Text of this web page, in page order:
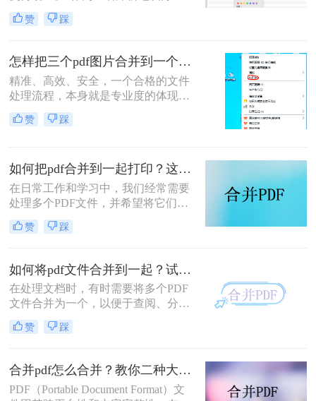
软件测评多年的博主，我深知PDF文
件处理是每个职场人和内容创作者的
琐、安全隐患——这些痛点几乎每天
都在消耗我们的时间和耐心。
赞 踩
怎样把三个pdf图片合并到一个文件？三招搞定，职场效率飙升秘籍！
精准、高效、安全，一个合格的文件
处理流程，本身就是专业度的体现。
在信息爆炸的职场，我们每天都要与
海量文档打交道。你是否也经常遇到
PDF，或是三份散乱的报告图表
PDF，急需你整理成一个规整的文件
进行提交或归档？
赞 踩
如何把pdf合并到一起打印？这4种合并方法了解一下！
在日常工作和学习中，我们经常需要
处理多个PDF文件，并希望将它们合
并成一个文件进行打印，以便于管理
和节省纸张。那么如何把pdf合并到一
合并PDF文件并打印，每种方法都附
有简介。
赞 踩
如何将pdf文件合并到一起？试试这二个合并方法！
在处理文档时，有时需要将多个PDF
文件合并为一个，以便于查阅、分享
或存储。那么如何将pdf文件合并到一
起呢？本文将介绍两种合并PDF文件
赞 踩
合并pdf怎么合并？教你二种大家都在用的合并方法！
PDF（Portable Document Format）文